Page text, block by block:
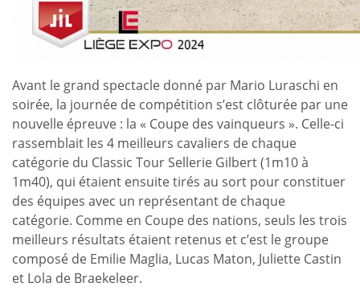
Avant le grand spectacle donné par Mario Luraschi en
soirée, la journée de compétition s’est clôturée par une
nouvelle épreuve : la « Coupe des vainqueurs ». Celle-ci
rassemblait les 4 meilleurs cavaliers de chaque
catégorie du Classic Tour Sellerie Gilbert (1m10 à
1m40), qui étaient ensuite tirés au sort pour constituer
des équipes avec un représentant de chaque
catégorie. Comme en Coupe des nations, seuls les trois
meilleurs résultats étaient retenus et c’est le groupe
composé de Emilie Maglia, Lucas Maton, Juliette Castin
et Lola de Braekeleer.